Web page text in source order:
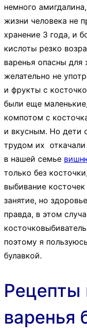
немного
жизни человека не
хранение 3 года, и
кислоты резко
варенья опасны
желательно не
и фрукты с
были еще
компотом с
и вкусным. Но дети
трудом их откачали
в нашей семье
только без
выбивание
занятие, но
правда, в этом
поэтому я
булавкой.
Рецепты
варенья